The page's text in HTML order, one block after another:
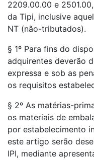
2209.00.00 e
da Tipi, inclusive
NT (não-tributados).
§ 1º Para fins do
adquirentes deverão
expressa e sob as
os requisitos
§ 2º As matérias-
os materiais de
por estabelecimento
este artigo serão
IPI, mediante